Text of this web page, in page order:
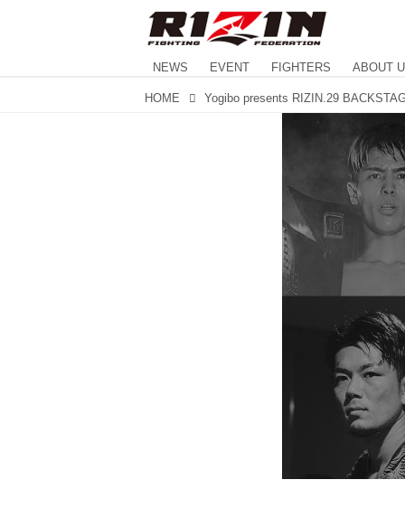
NEWS EVENT FIGHTERS ABOUT
HOME Yogibo presents RIZIN.29